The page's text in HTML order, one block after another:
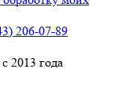
206-07-89
2013 года